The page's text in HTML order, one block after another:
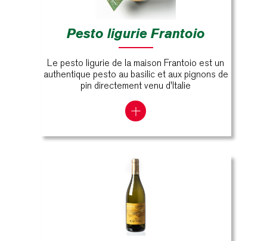
Pesto ligurie Frantoio
Le pesto ligurie de la maison Frantoio est un
authentique pesto au basilic et aux pignons de
pin directement venu d'Italie